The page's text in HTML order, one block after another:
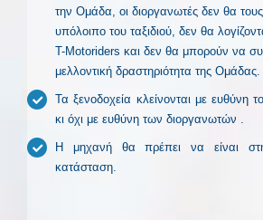
την Ομάδα, οι διοργανωτές δεν θα
υπόλοιπο του ταξιδιού, δεν θα
T-Motoriders και δεν θα μπορούν να
μελλοντική δραστηριότητα της Ομάδας.
Τα ξενοδοχεία κλείνονται με ευθύνη
κι όχι με ευθύνη των διοργανωτών .
Η μηχανή θα πρέπει να είναι
κατάσταση.